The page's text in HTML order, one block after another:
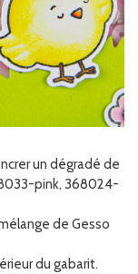
un dégradé de
pink, 368024-
de Gesso
du gabarit.